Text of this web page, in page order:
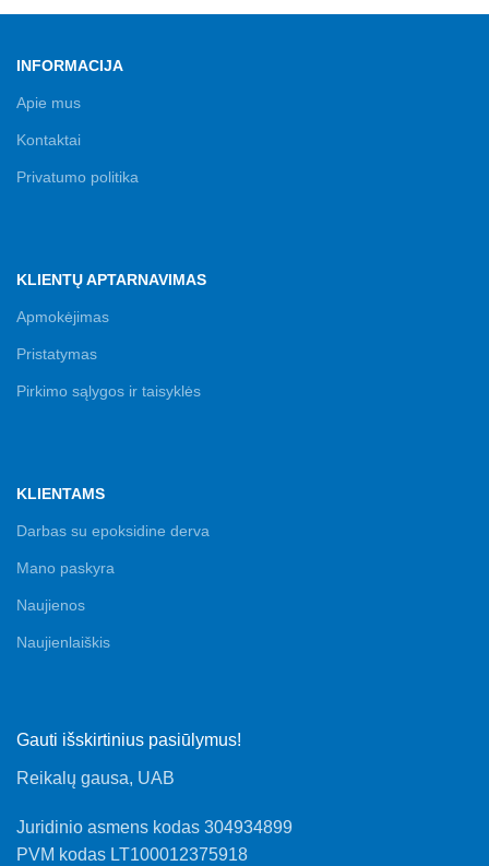
INFORMACIJA
Apie mus
Kontaktai
Privatumo politika
KLIENTŲ APTARNAVIMAS
Apmokėjimas
Pristatymas
Pirkimo sąlygos ir taisyklės
KLIENTAMS
Darbas su epoksidine derva
Mano paskyra
Naujienos
Naujienlaiškis
Gauti išskirtinius pasiūlymus!
Reikalų gausa, UAB
Juridinio asmens kodas 304934899
PVM kodas LT100012375918